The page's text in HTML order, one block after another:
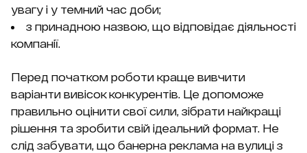
увагу і у темний час доби;
з принадною назвою, що відповідає діяльності
компанії.
Перед початком роботи краще вивчити
варіанти вивісок конкурентів. Це допоможе
правильно оцінити свої сили, зібрати найкращі
рішення та зробити свій ідеальний формат. Не
слід забувати, що банерна реклама на вулиці з